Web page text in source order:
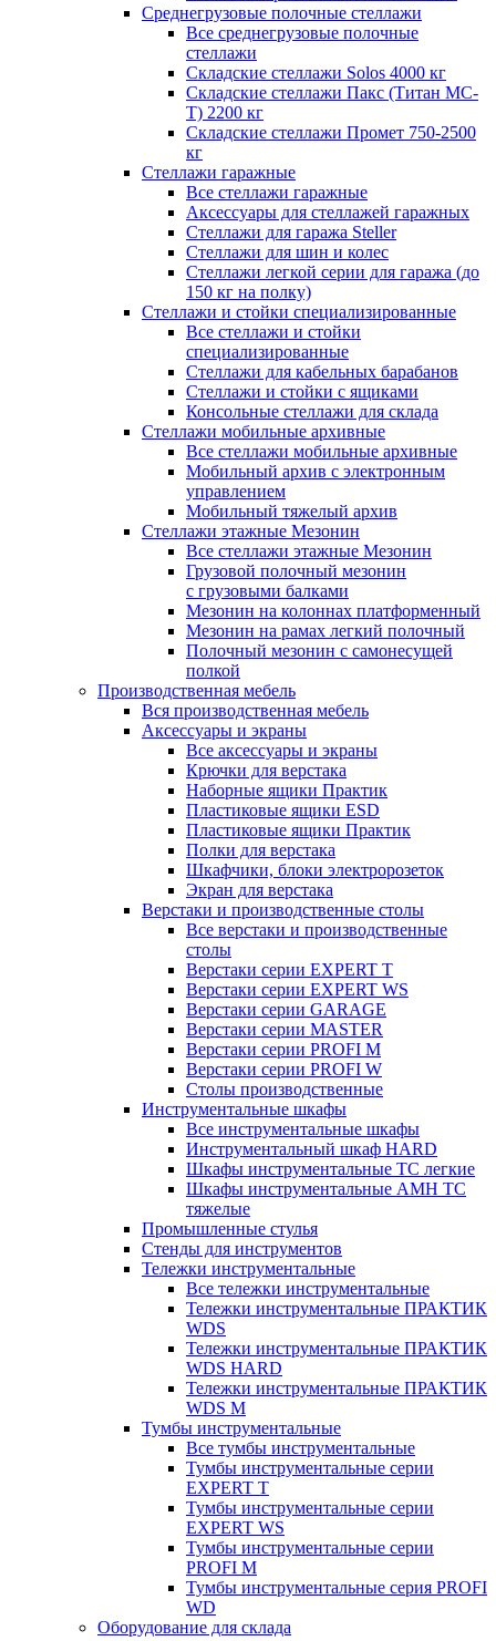
Среднегрузовые полочные стеллажи
Все среднегрузовые полочные
стеллажи
Складские стеллажи Solos 4000 кг
Складские стеллажи Пакс (Титан МС-
Т) 2200 кг
Складские стеллажи Промет 750-2500
кг
Стеллажи гаражные
Все стеллажи гаражные
Аксессуары для стеллажей гаражных
Стеллажи для гаража Steller
Стеллажи для шин и колес
Стеллажи легкой серии для гаража (до
150 кг на полку)
Стеллажи и стойки специализированные
Все стеллажи и стойки
специализированные
Стеллажи для кабельных барабанов
Стеллажи и стойки с ящиками
Консольные стеллажи для склада
Стеллажи мобильные архивные
Все стеллажи мобильные архивные
Мобильный архив с электронным
управлением
Мобильный тяжелый архив
Стеллажи этажные Мезонин
Все стеллажи этажные Мезонин
Грузовой полочный мезонин
с грузовыми балками
Мезонин на колоннах платформенный
Мезонин на рамах легкий полочный
Полочный мезонин с самонесущей
полкой
Производственная мебель
Вся производственная мебель
Аксессуары и экраны
Все аксессуары и экраны
Крючки для верстака
Наборные ящики Практик
Пластиковые ящики ESD
Пластиковые ящики Практик
Полки для верстака
Шкафчики, блоки электророзеток
Экран для верстака
Верстаки и производственные столы
Все верстаки и производственные
столы
Верстаки серии EXPERT T
Верстаки серии EXPERT WS
Верстаки серии GARAGE
Верстаки серии MASTER
Верстаки серии PROFI M
Верстаки серии PROFI W
Столы производственные
Инструментальные шкафы
Все инструментальные шкафы
Инструментальный шкаф HARD
Шкафы инструментальные ТС легкие
Шкафы инструментальные AMH TC
тяжелые
Промышленные стулья
Стенды для инструментов
Тележки инструментальные
Все тележки инструментальные
Тележки инструментальные ПРАКТИК
WDS
Тележки инструментальные ПРАКТИК
WDS HARD
Тележки инструментальные ПРАКТИК
WDS M
Тумбы инструментальные
Все тумбы инструментальные
Тумбы инструментальные серии
EXPERT T
Тумбы инструментальные серии
EXPERT WS
Тумбы инструментальные серии
PROFI M
Тумбы инструментальные серия PROFI
WD
Оборудование для склада